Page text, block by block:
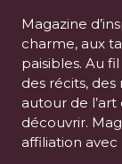
Magazine
charme, aux
paisibles. Au
des récits,
autour de
découvrir.
affiliation